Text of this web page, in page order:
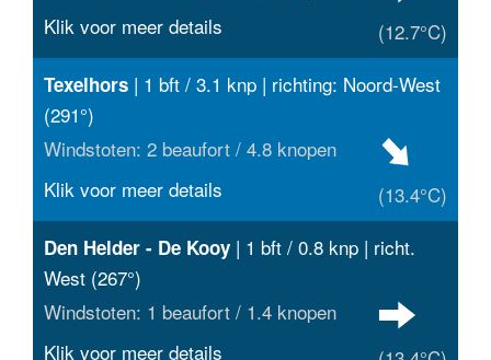
(12.7°C)
Klik voor meer details
Texelhors | 1 bft / 3.1 knp | richting: Noord-West
(291°)
Windstoten: 2 beaufort / 4.8 knopen
(13.4°C)
Klik voor meer details
Den Helder - De Kooy | 1 bft / 0.8 knp | richt.
West (267°)
Windstoten: 1 beaufort / 1.4 knopen
Klik voor meer details